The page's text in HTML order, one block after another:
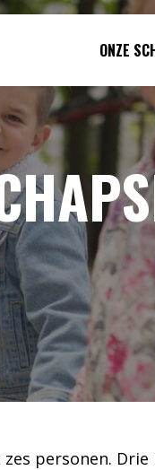
ONZE
personen. Drie